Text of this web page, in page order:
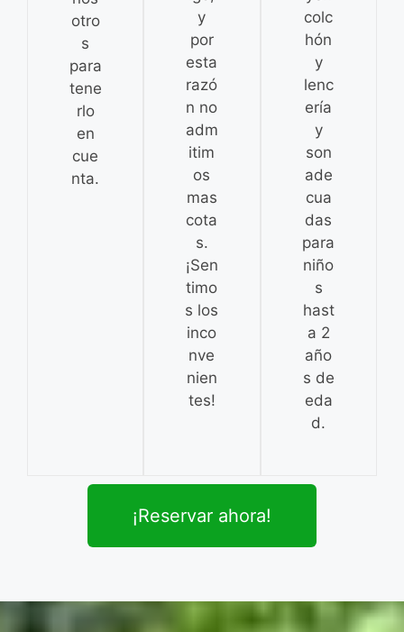
otro
s
para
tene
rlo
en
cue
nta.
y
por
esta
razó
n no
adm
itim
os
mas
cota
s.
¡Sen
timo
s los
inco
nve
nien
tes!
colc
hón
y
lenc
ería
y
son
ade
cua
das
para
niño
s
hast
a 2
año
s de
eda
d.
¡Reservar ahora!